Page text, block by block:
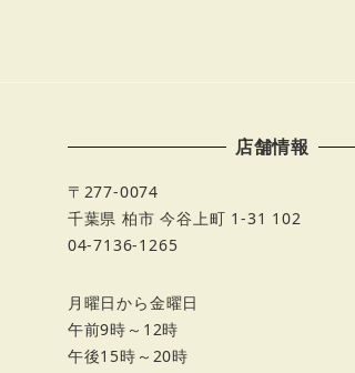
店舗情報
〒277-0074
千葉県 柏市 今谷上町 1-31 102
04-7136-1265
月曜日から金曜日
午前9時～12時
午後15時～20時